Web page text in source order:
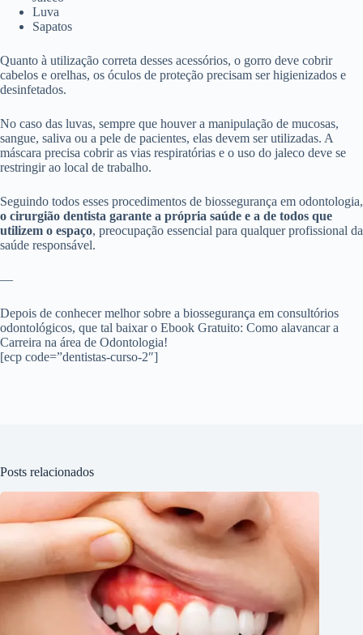
Luva
Sapatos
Quanto à utilização correta desses acessórios, o gorro deve cobrir
cabelos e orelhas, os óculos de proteção precisam ser higienizados e
desinfetados.
No caso das luvas, sempre que houver a manipulação de mucosas,
sangue, saliva ou a pele de pacientes, elas devem ser utilizadas. A
máscara precisa cobrir as vias respiratórias e o uso do jaleco deve se
restringir ao local de trabalho.
Seguindo todos esses procedimentos de biossegurança em odontologia,
o cirurgião dentista garante a própria saúde e a de todos que
utilizem o espaço, preocupação essencial para qualquer profissional da
saúde responsável.
—
Depois de conhecer melhor sobre a biossegurança em consultórios
odontológicos, que tal baixar o Ebook Gratuito: Como alavancar a
Carreira na área de Odontologia!
[ecp code=”dentistas-curso-2″]
Posts relacionados